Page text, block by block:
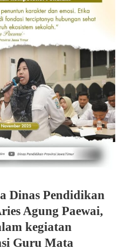
Dinas Pendidikan
Agung Paewai,
kegiatan
Guru Mata